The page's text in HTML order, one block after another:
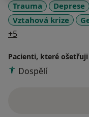
Trauma Deprese
Vztahová krize
+5
Pacienti, které ošetřuji
Dospělí